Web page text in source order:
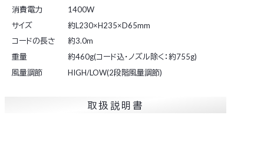
消費電力
1400W
サイズ
約L230×H235×D65mm
コードの長さ
約3.0m
重量
約460g(コード込・ノズル除く：約755g)
風量調節
HIGH/LOW(2段階風量調節)
取扱説明書